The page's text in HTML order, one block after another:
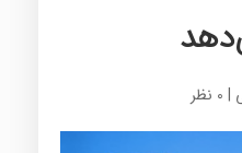
| 0 نظر